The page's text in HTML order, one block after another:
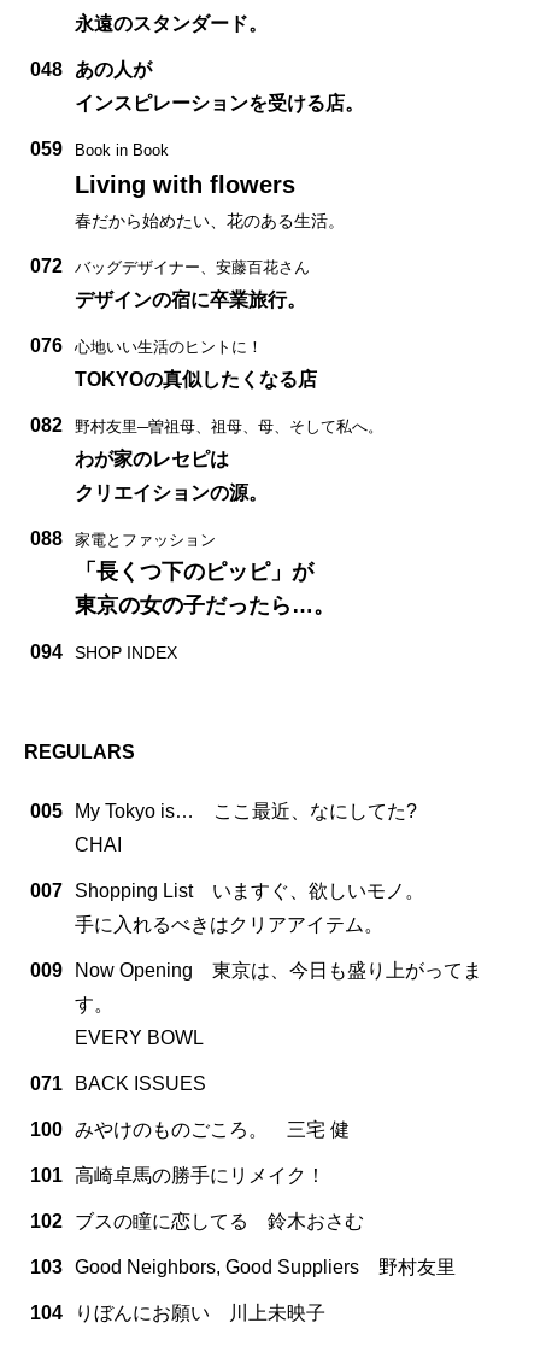
永遠のスタンダード。
048
あの人が
インスピレーションを受ける店。
059 Book in Book
Living with flowers
春だから始めたい、花のある生活。
072 バッグデザイナー、安藤百花さん
デザインの宿に卒業旅行。
076 心地いい生活のヒントに！
TOKYOの真似したくなる店
082 野村友里─曽祖母、祖母、母、そして私へ。
わが家のレセピは
クリエイションの源。
088 家電とファッション
「長くつ下のピッピ」が
東京の女の子だったら…。
094 SHOP INDEX
REGULARS
005
My Tokyo is… ここ最近、なにしてた?
CHAI
007
Shopping List いますぐ、欲しいモノ。
手に入れるべきはクリアアイテム。
009
Now Opening 東京は、今日も盛り上がってま
す。
EVERY BOWL
071 BACK ISSUES
100 みやけのものごころ。 三宅 健
101 高崎卓馬の勝手にリメイク！
102 ブスの瞳に恋してる 鈴木おさむ
103 Good Neighbors, Good Suppliers 野村友里
104 りぼんにお願い 川上未映子